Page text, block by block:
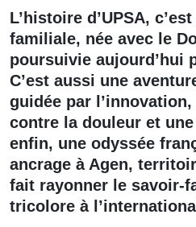
L’histoire d’UPSA,
familiale, née avec le
poursuivie aujourd’hui
C’est aussi une
guidée par l’innovation,
contre la douleur et
enfin, une odyssée
ancrage à Agen,
fait rayonner le savoir-
tricolore à